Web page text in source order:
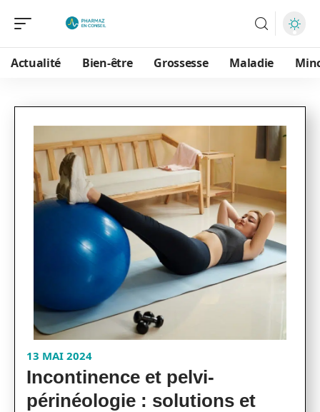
Actualité Bien-être Grossesse Maladie
13 MAI 2024
Incontinence et pelvi-
périnéologie : solutions et